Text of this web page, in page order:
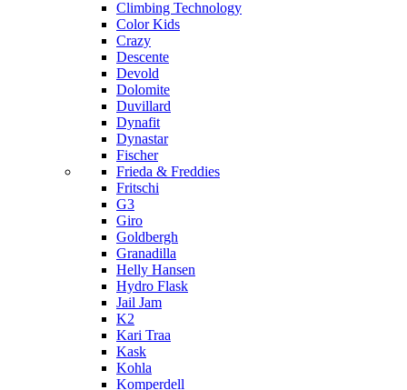
Climbing Technology
Color Kids
Crazy
Descente
Devold
Dolomite
Duvillard
Dynafit
Dynastar
Fischer
Frieda & Freddies
Fritschi
G3
Giro
Goldbergh
Granadilla
Helly Hansen
Hydro Flask
Jail Jam
K2
Kari Traa
Kask
Kohla
Komperdell